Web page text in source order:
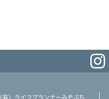
（有）ライフプランナーみぞぶち